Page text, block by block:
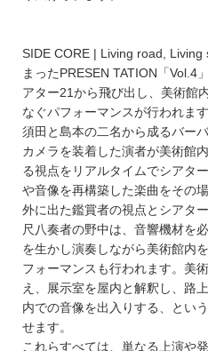
SIDE CORE | Living road,
まったPRESEN TATION「Vol.4
アター21から飛び出し、美術館
なぐパフォーマンスが行われます
須田と島本の二名から成るバー
カメラを装着した演者が美術館
る視点をリアルタイムでシアタ
や音像を再構築した楽曲をその
外に出た鑑賞者の視点とシアタ
尺八奏者の野中は、音響機材を
を生かし演奏しながら美術館内
フォーマンスも行われます。美
え、展示室を屋内と解釈し、路
内での音像を出入りする、とい
せます。
これらすべては、単なる上演や